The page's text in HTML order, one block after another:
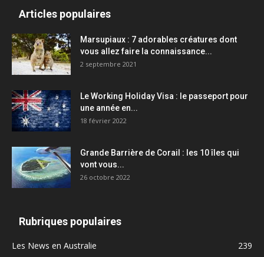
Articles populaires
Marsupiaux : 7 adorables créatures dont
vous allez faire la connaissance...
2 septembre 2021
Le Working Holiday Visa : le passeport pour
une année en...
18 février 2022
Grande Barrière de Corail : les 10 îles qui
vont vous...
26 octobre 2022
Rubriques populaires
Les News en Australie
239